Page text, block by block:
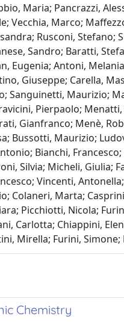
Maria; Pancrazzi,
Vecchia, Marco;
Rusconi,
Sandro; Baratti,
Eugenia; Antoni,
Giuseppe; Carella,
Sanguinetti, Maurizio;
Pierpaolo;
Gianfranco; Menè,
Bussotti, Maurizio;
Bianchi,
Silvia; Micheli, Giulia;
Vincenti,
Colaneri, Marta;
Picchiotti, Nicola;
Carlotta; Chiappini,
Mirella; Furini,
Chemistry